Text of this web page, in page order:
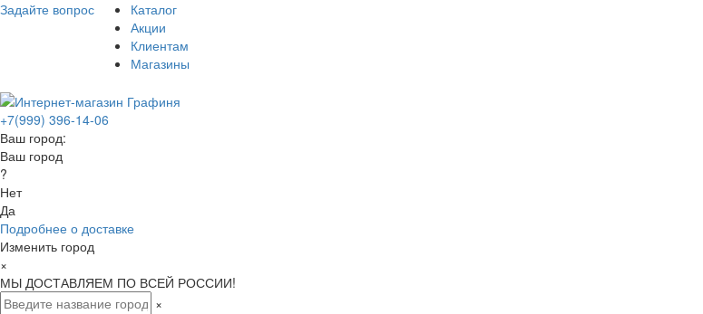
Задайте вопрос
Каталог
Акции
Клиентам
Магазины
+7(999) 396-14-06
Ваш город:
Ваш город
?
Нет
Да
Подробнее о доставке
Изменить город
×
МЫ ДОСТАВЛЯЕМ ПО ВСЕЙ РОССИИ!
×